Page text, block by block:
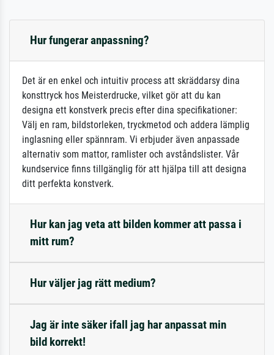
Hur fungerar anpassning?
Det är en enkel och intuitiv process att skräddarsy dina
konsttryck hos Meisterdrucke, vilket gör att du kan
designa ett konstverk precis efter dina specifikationer:
Välj en ram, bildstorleken, tryckmetod och addera lämplig
inglasning eller spännram. Vi erbjuder även anpassade
alternativ som mattor, ramlister och avståndslister. Vår
kundservice finns tillgänglig för att hjälpa till att designa
ditt perfekta konstverk.
Hur kan jag veta att bilden kommer att passa i
mitt rum?
Hur väljer jag rätt medium?
Jag är inte säker ifall jag har anpassat min
bild korrekt!